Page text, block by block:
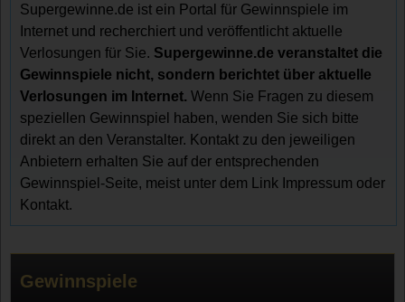
Supergewinne.de ist ein Portal für Gewinnspiele im
Internet und recherchiert und veröffentlicht aktuelle
Verlosungen für Sie. Supergewinne.de veranstaltet die
Gewinnspiele nicht, sondern berichtet über aktuelle
Verlosungen im Internet. Wenn Sie Fragen zu diesem
speziellen Gewinnspiel haben, wenden Sie sich bitte
direkt an den Veranstalter. Kontakt zu den jeweiligen
Anbietern erhalten Sie auf der entsprechenden
Gewinnspiel-Seite, meist unter dem Link Impressum oder
Kontakt.
Gewinnspiele